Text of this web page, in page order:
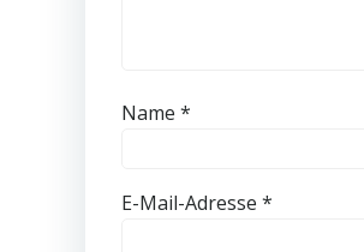
Name *
E-Mail-Adresse *